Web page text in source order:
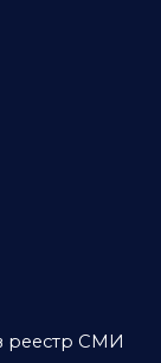
реестр СМИ